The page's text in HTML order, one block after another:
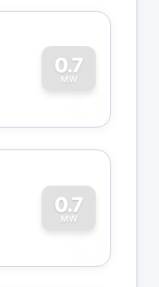
0.7
MW
0
0.7
MW
0